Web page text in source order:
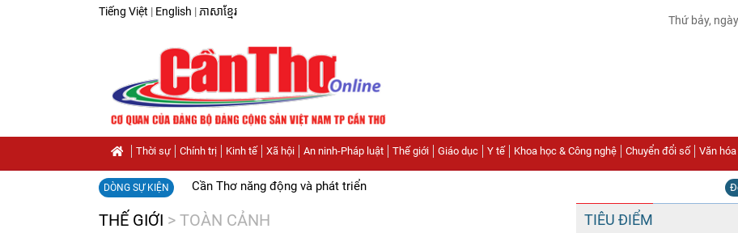
Tiếng Việt | English | ភាសាខ្មែរ
Thứ bảy,
Thời sự Chính trị Kinh tế Xã hội An ninh-Pháp luật Thế giới Giáo dục Y tế Khoa học & Công nghệ Chuyển đổi số Văn
DÒNG SỰ KIỆN Cần Thơ năng động và phát triển
THẾ GIỚI > TOÀN CẢNH TIÊU ĐIỂM